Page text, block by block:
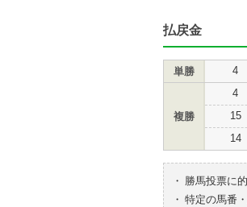
払戻金
単勝 4
複勝
4
15
14
・ 勝馬投票に
・ 特定の馬番